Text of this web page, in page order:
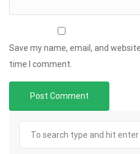
Save my name, email, and
time I comment.